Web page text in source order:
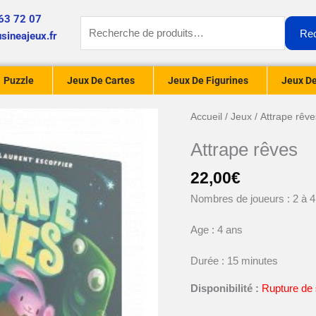
72 07
pour :
Puzzle Jeux De Cartes Jeux De Figurines Jeux
Accueil /Jeux / Attrape
Attrape rêves
22,00€
Nombres de joueurs : 2 à 4
Age : 4 ans
Durée : 15 minutes
Disponibilité : Rupture de